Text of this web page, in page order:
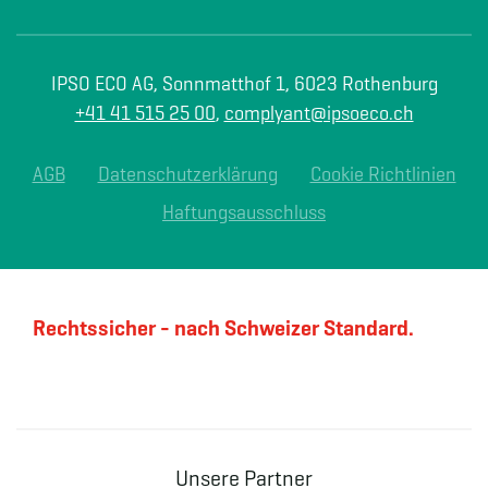
IPSO ECO AG, Sonnmatthof 1, 6023 Rothenburg
+41 41 515 25 00, complyant@ipsoeco.ch
AGB Datenschutzerklärung
Cookie Richtlinien
Haftungsausschluss
Rechtssicher - nach Schweizer Standard.
Unsere Partner